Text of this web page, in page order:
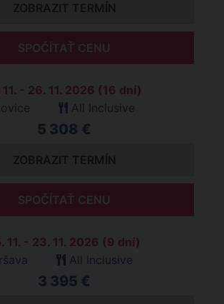
ZOBRAZIT TERMÍN
SPOČÍTAŤ CENU
11. - 26. 11. 2026 (16 dní)
All Inclusive
5 308 €
ZOBRAZIT TERMÍN
SPOČÍTAŤ CENU
11. - 23. 11. 2026 (9 dní)
All Inclusive
3 395 €